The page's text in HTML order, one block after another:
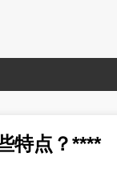
特点？****